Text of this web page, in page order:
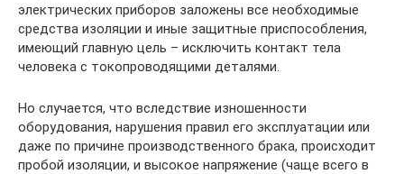
электрических приборов заложены все необходимые
средства изоляции и иные защитные приспособления,
имеющий главную цель – исключить контакт тела
человека с токопроводящими деталями.
Но случается, что вследствие изношенности
оборудования, нарушения правил его эксплуатации или
даже по причине производственного брака, происходит
пробой изоляции, и высокое напряжение (чаще всего в